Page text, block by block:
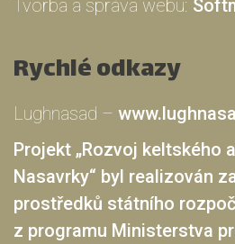
Tvorba a správa webu:
Rychlé odkazy
Lughnasad –
Projekt „Rozvoj keltského
Nasavrky“ byl realizován
prostředků státního
z programu Ministerstva